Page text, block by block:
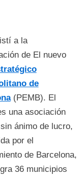
a la
de El nuevo
de
(PEMB). El
una asociación
ánimo de lucro,
por el
de Barcelona,
36 municipios